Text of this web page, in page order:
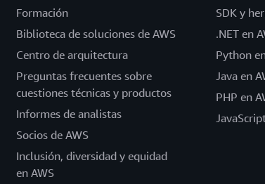
Formación
Biblioteca de soluciones de AWS
Centro de arquitectura
Preguntas frecuentes sobre
cuestiones técnicas y productos
Informes de analistas
Socios de AWS
Inclusión, diversidad y equidad
en AWS
SDK y
.NET en
Python
Java en
PHP en